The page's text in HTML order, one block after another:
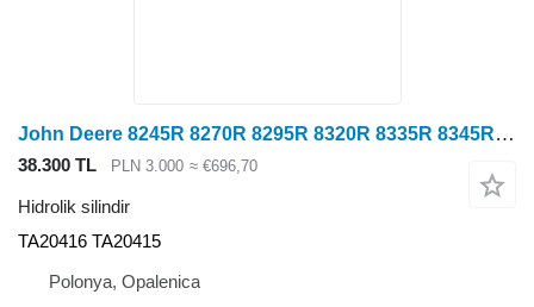
John Deere 8245R 8270R 8295R 8320R 8335R 8345R 8370R 8400R için TA20416 TA20415 hidrolik silindir
38.300 TL PLN 3.000 ≈ €696,70
Hidrolik silindir
TA20416 TA20415
Polonya, Opalenica